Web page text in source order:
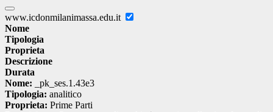
www.icdonmilanimassa.edu.it
Nome
Tipologia
Proprieta
Descrizione
Durata
Nome: _pk_ses.1.43e3
Tipologia: analitico
Proprieta: Prime Parti